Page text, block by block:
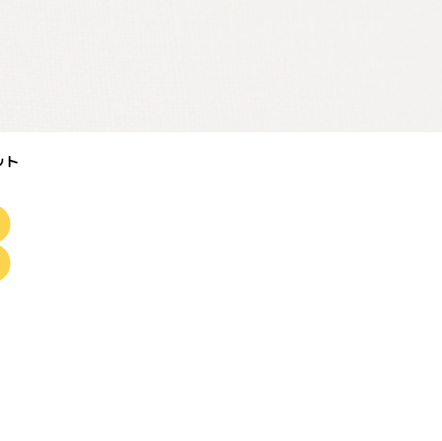
ト